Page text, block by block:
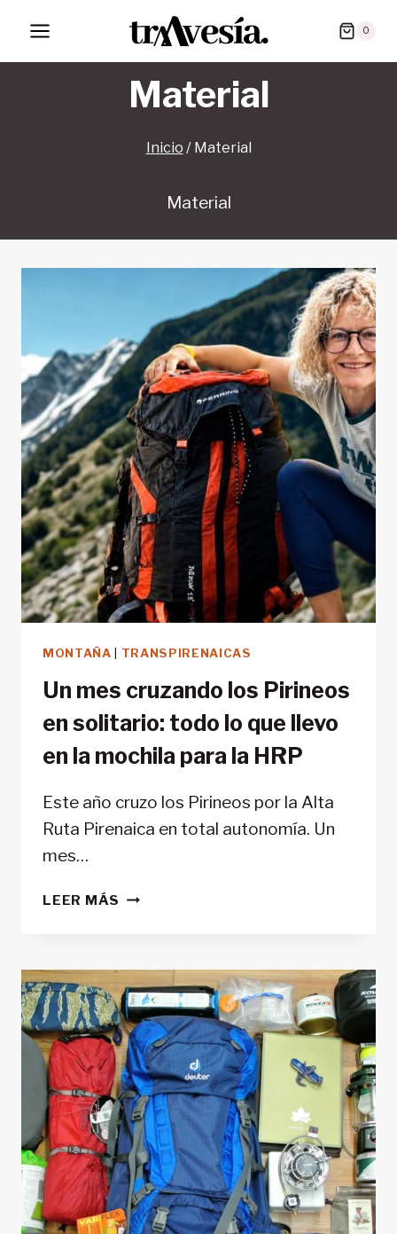
contenido
0
Material
Inicio / Material
Material
MONTAÑA TRANSPIRENAICAS
Un mes cruzando los Pirineos
en solitario: todo lo que llevo
en la mochila para la HRP
Este año cruzo los Pirineos por la Alta
Ruta Pirenaica en total autonomía. Un
mes…
LEER MÁS UN
PIRINEOS
EN
SOLITARIO:
TODO
LO
QUE
LLEVO
EN
LA
MOCHILA
PARA
LA